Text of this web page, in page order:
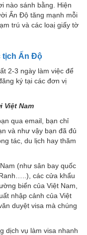
nào sánh bằng. Hiện
Ấn Độ tăng mạnh mỗi
trú và các loaị giấy tờ
tịch Ấn Độ
2-3 ngày làm việc để
ký tại các đơn vị
Việt Nam
qua email, bạn chỉ
và như vậy bạn đã đủ
tác, du lịch hay thăm
(như sân bay quốc
các cửa khẩu
biển của Việt Nam,
nhập cảnh của Việt
duyệt visa mà chúng
dịch vụ làm visa nhanh